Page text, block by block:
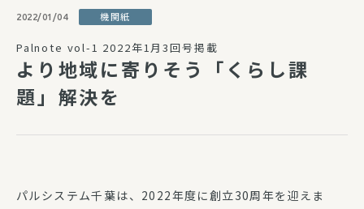
2022/01/04 機関紙
Palnote vol-1 2022年1月3回号掲載
より地域に寄りそう「くらし課
題」解決を
パルシステム千葉は、2022年度に創立30周年を迎えま